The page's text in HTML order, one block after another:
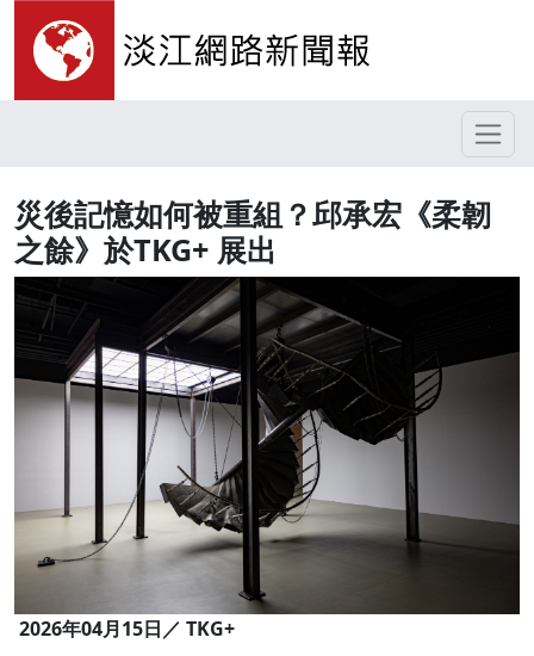
災後記憶如何被重組？邱承宏《柔韌
之餘》於TKG+ 展出
2026年04月15日／ TKG+